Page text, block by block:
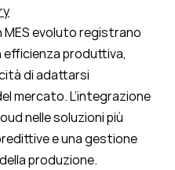
MES evoluto registrano
produttiva,
di adattarsi
mercato. L’integrazione
nelle soluzioni più
e una gestione
produzione.